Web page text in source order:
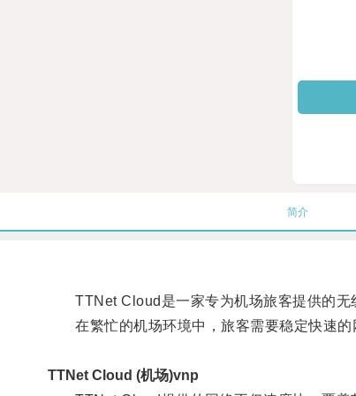
简介
TTNet Cloud是一家专为机场旅客提供的无
在繁忙的机场环境中，旅客需要稳定快速的
TTNet Cloud (机场)vnp